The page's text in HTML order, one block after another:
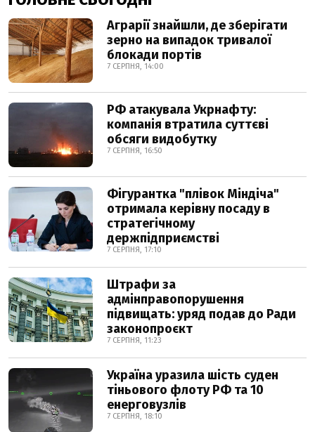
Аграрії знайшли, де зберігати
зерно на випадок тривалої
блокади портів
7 СЕРПНЯ, 14:00
РФ атакувала Укрнафту:
компанія втратила суттєві
обсяги видобутку
7 СЕРПНЯ, 16:50
Фігурантка "плівок Міндіча"
отримала керівну посаду в
стратегічному
держпідприємстві
7 СЕРПНЯ, 17:10
Штрафи за
адмінправопорушення
підвищать: уряд подав до Ради
законопроєкт
7 СЕРПНЯ, 11:23
Україна уразила шість суден
тіньового флоту РФ та 10
енерговузлів
7 СЕРПНЯ, 18:10